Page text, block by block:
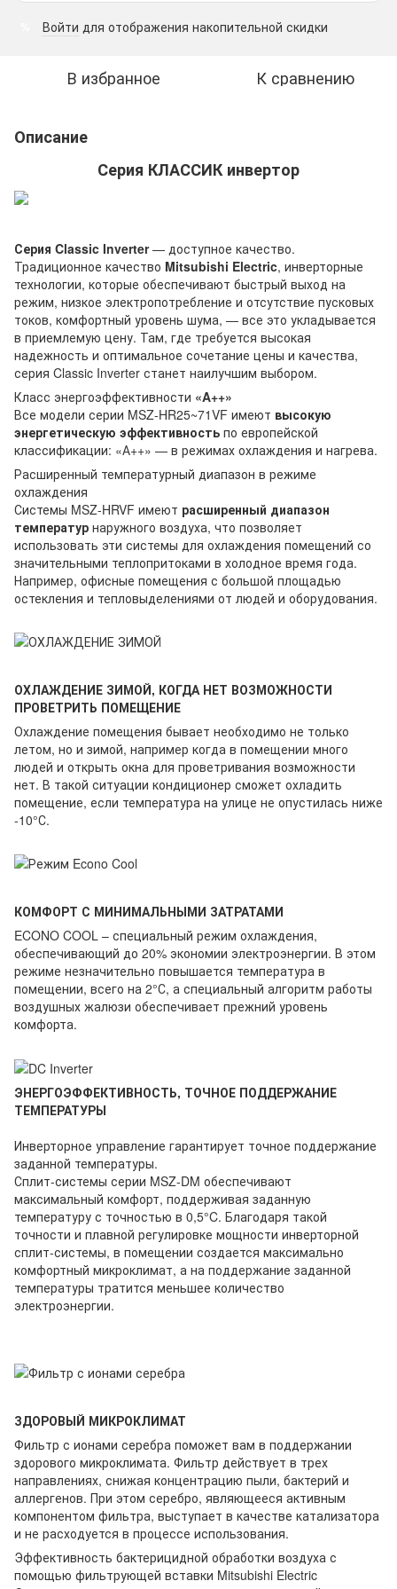
Войти для отображения накопительной скидки
В избранное К сравнению
Описание
Серия КЛАССИК инвертор
Серия Classic Inverter— доступное качество.
Традиционное качество Mitsubishi Electric, инверторные
технологии, которые обеспечивают быстрый выход на
режим, низкое электропотребление и отсутствие пусковых
токов, комфортный уровень шума, — все это укладывается
в приемлемую цену. Там, где требуется высокая
надежность и оптимальное сочетание цены и качества,
серия Classic Inverter станет наилучшим выбором.
Класс энергоэффективности «A++»
Все модели серии MSZ-HR25~71VF имеют высокую
энергетическую эффективность по европейской
классификации: «А++» — в режимах охлаждения и нагрева.
Расширенный температурный диапазон в режиме
охлаждения
Системы MSZ-HRVF имеют расширенный диапазон
температур наружного воздуха, что позволяет
использовать эти системы для охлаждения помещений со
значительными теплопритоками в холодное время года.
Например, офисные помещения с большой площадью
остекления и тепловыделениями от людей и оборудования.
ОХЛАЖДЕНИЕ ЗИМОЙ, КОГДА НЕТ ВОЗМОЖНОСТИ
ПРОВЕТРИТЬ ПОМЕЩЕНИЕ
Охлаждение помещения бывает необходимо не только
летом, но и зимой, например когда в помещении много
людей и открыть окна для проветривания возможности
нет. В такой ситуации кондиционер сможет охладить
помещение, если температура на улице не опустилась ниже
-10°С.
КОМФОРТ С МИНИМАЛЬНЫМИ ЗАТРАТАМИ
ECONO COOL – специальный режим охлаждения,
обеспечивающий до 20% экономии электроэнергии. В этом
режиме незначительно повышается температура в
помещении, всего на 2°С, а специальный алгоритм работы
воздушных жалюзи обеспечивает прежний уровень
комфорта.
ЭНЕРГОЭФФЕКТИВНОСТЬ, ТОЧНОЕ ПОДДЕРЖАНИЕ
ТЕМПЕРАТУРЫ
Инверторное управление гарантирует точное поддержание
заданной температуры.
Сплит-системы серии MSZ-DM обеспечивают
максимальный комфорт, поддерживая заданную
температуру с точностью в 0,5°C. Благодаря такой
точности и плавной регулировке мощности инверторной
сплит-системы, в помещении создается максимально
комфортный микроклимат, а на поддержание заданной
температуры тратится меньшее количество
электроэнергии.
ЗДОРОВЫЙ МИКРОКЛИМАТ
Фильтр с ионами серебра поможет вам в поддержании
здорового микроклимата. Фильтр действует в трех
направлениях, снижая концентрацию пыли, бактерий и
аллергенов. При этом серебро, являющееся активным
компонентом фильтра, выступает в качестве катализатора
и не расходуется в процессе использования.
Эффективность бактерицидной обработки воздуха с
помощью фильтрующей вставки Mitsubishi Electric